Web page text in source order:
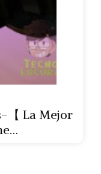
【 La Mejor